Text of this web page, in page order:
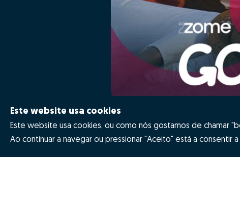
Este website usa cookies
Este website usa cookies, ou como nós gostamos de chamar
Ao continuar a navegar ou pressionar "Aceito" está a consentir